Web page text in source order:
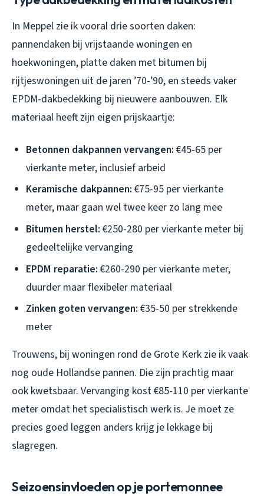
In Meppel zie ik vooral drie soorten daken:
pannendaken bij vrijstaande woningen en
hoekwoningen, platte daken met bitumen bij
rijtjeswoningen uit de jaren ’70-’90, en steeds vaker
EPDM-dakbedekking bij nieuwere aanbouwen. Elk
materiaal heeft zijn eigen prijskaartje:
Betonnen dakpannen vervangen: €45-65 per
vierkante meter, inclusief arbeid
Keramische dakpannen: €75-95 per vierkante
meter, maar gaan wel twee keer zo lang mee
Bitumen herstel: €250-280 per vierkante meter bij
gedeeltelijke vervanging
EPDM reparatie: €260-290 per vierkante meter,
duurder maar flexibeler materiaal
Zinken goten vervangen: €35-50 per strekkende
meter
Trouwens, bij woningen rond de Grote Kerk zie ik vaak
nog oude Hollandse pannen. Die zijn prachtig maar
ook kwetsbaar. Vervanging kost €85-110 per vierkante
meter omdat het specialistisch werk is. Je moet ze
precies goed leggen anders krijg je lekkage bij
slagregen.
Seizoensinvloeden op je portemonnee